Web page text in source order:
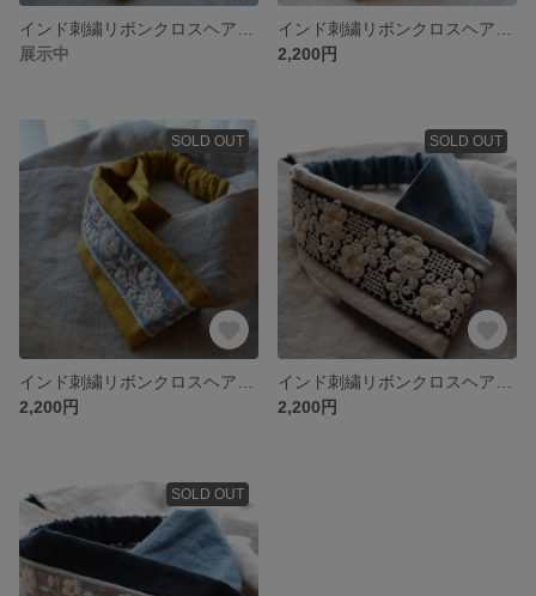
展示中
2,200円
SOLD OUT
2,200円
SOLD OUT
2,200円
SOLD OUT